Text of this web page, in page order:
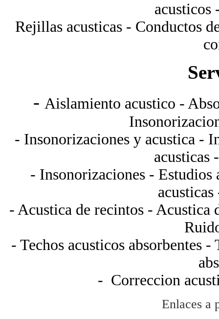
acusticos
Rejillas acusticas - Conductos
- Aislamiento acustico -
- Insonorizaciones y acustica -
acusticas
- Insonorizaciones- Estudios
- Acustica de recintos - Acustica
- Techos acusticos absorbentes
- Correccion
Enlaces a